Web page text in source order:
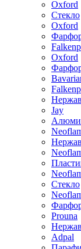
Oxford
Стекло
Oxford
Oxford
Jay
Стекло
Prouna
Adpal